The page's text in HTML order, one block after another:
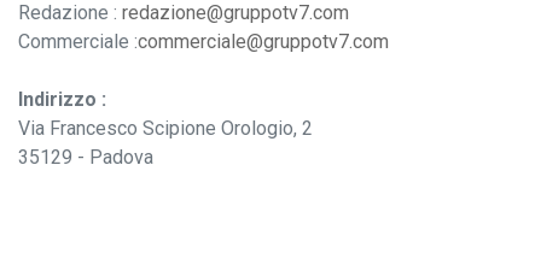
Redazione : redazione@gruppotv7.com
Commerciale :commerciale@gruppotv7.com
Indirizzo :
Via Francesco Scipione Orologio, 2
35129 - Padova